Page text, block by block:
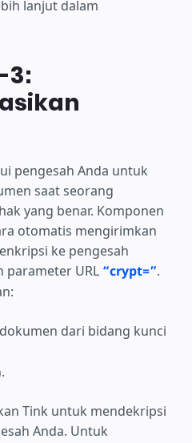
lanjut dalam
3:
pengesah Anda untuk
saat seorang
yang benar. Komponen
otomatis mengirimkan
ke pengesah
parameter URL “crypt=”.
dari bidang kunci
Tink untuk mendekripsi
Anda. Untuk